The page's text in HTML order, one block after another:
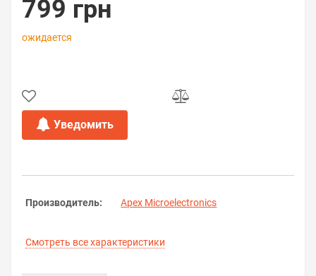
799 грн
ожидается
Уведомить
Производитель: Apex Microelectronics
Смотреть все характеристики